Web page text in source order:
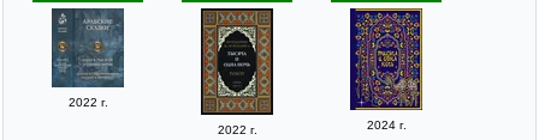
2022 г.
2022 г. 2024 г.